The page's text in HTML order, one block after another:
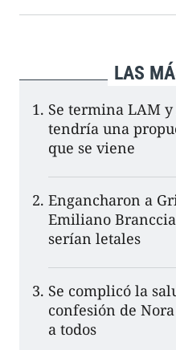
LAS
Se termina LAM
tendría una
que se viene
Engancharon a
Emiliano
serían letales
Se complicó la
confesión de
a todos